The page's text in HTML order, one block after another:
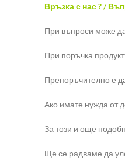
Връзка с нас ? /
При въпроси може
При поръчка
Препоръчително е
Ако имате нужда от
За този и още
Ще се радваме да